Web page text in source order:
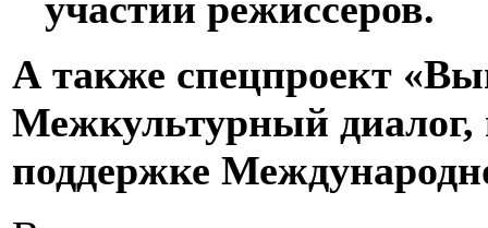
А также спецпроект
Межкультурный
поддержке